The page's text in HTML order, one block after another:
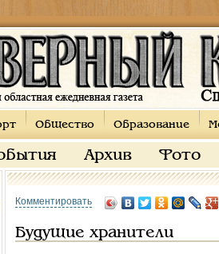
Общество Образование
Архив Фото
Комментировать
Будущие хранители